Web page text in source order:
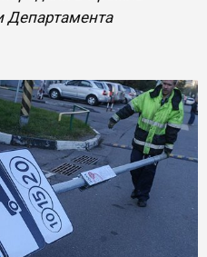
Департамента